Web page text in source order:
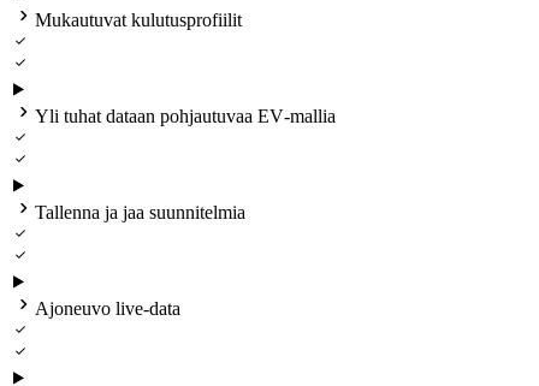
 Mukautuvat kulutusprofiilit


 Yli tuhat dataan pohjautuvaa EV‑mallia


 Tallenna ja jaa suunnitelmia


 Ajoneuvo live‑data

